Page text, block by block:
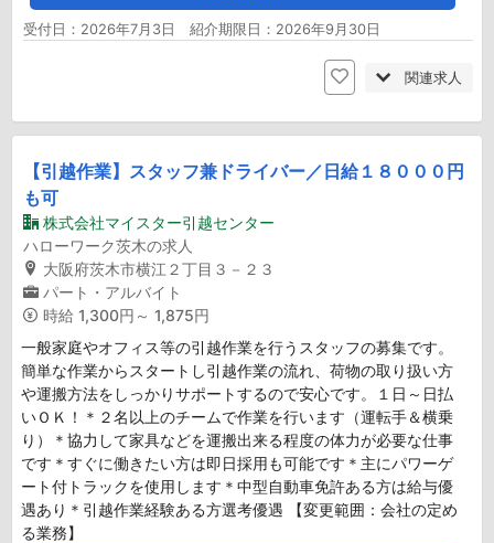
受付日：2026年7月3日 紹介期限日：2026年9月30日
関連求人
【引越作業】スタッフ兼ドライバー／日給１８０００円
も可
株式会社マイスター引越センター
ハローワーク茨木の求人
大阪府茨木市横江２丁目３－２３
パート・アルバイト
時給 1,300円～ 1,875円
一般家庭やオフィス等の引越作業を行うスタッフの募集です。
簡単な作業からスタートし引越作業の流れ、荷物の取り扱い方
や運搬方法をしっかりサポートするので安心です。１日～日払
いＯＫ！＊２名以上のチームで作業を行います（運転手＆横乗
り）＊協力して家具などを運搬出来る程度の体力が必要な仕事
です＊すぐに働きたい方は即日採用も可能です＊主にパワーゲ
ート付トラックを使用します＊中型自動車免許ある方は給与優
遇あり＊引越作業経験ある方選考優遇 【変更範囲：会社の定め
る業務】